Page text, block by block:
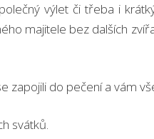
výlet či třeba i
majitele bez dalších
zapojili do pečení a vám
svátků.